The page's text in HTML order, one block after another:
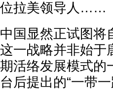
位拉美领导人……
中国显然正试图将
这一战略并非始于
期活络发展模式的
台后提出的“一带一